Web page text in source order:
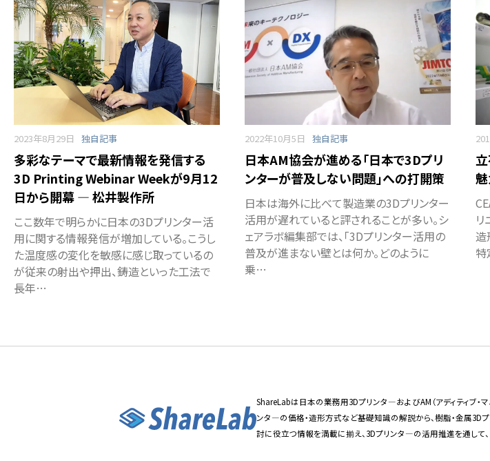
2023年8月29日 独自記事
多彩なテーマで最新情報を発信する
3D Printing Webinar Weekが9月12
日から開幕 ― 松井製作所
ここ数年で明らかに日本の3Dプリンター活
用に関する情報発信が増加している。こうし
た温度感の変化を敏感に感じ取っているの
が従来の射出や押出、鋳造といった工法で
長年…
2022年10月5日 独自記事
日本AM協会が進める「日本で3Dプリ
ンターが普及しない問題」への打開策
日本は海外に比べて製造業の3Dプリンター
活用が遅れていると評されることが多い。シ
ェアラボ編集部では、「3Dプリンター活用の
普及が進まない壁とは何か。どのように
乗…
造
特
ShareLabは日本の業務用3Dプリンタ―およびAM（アディティブ・
ンタ―の価格・造形方式など基礎知識の解説から、樹脂・金属3D
討に役立つ情報を満載に揃え、3Dプリンタ―の活用推進を通して